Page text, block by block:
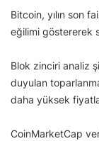
Bitcoin, yılın son
eğilimi göstererek
Blok zinciri analiz
duyulan
daha yüksek
CoinMarketCap